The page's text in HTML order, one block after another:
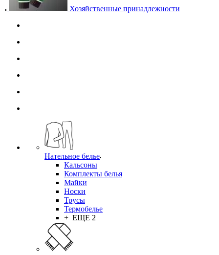
Хозяйственные принадлежности
Нательное белье
Кальсоны
Комплекты белья
Майки
Носки
Трусы
Термобелье
+ ЕЩЕ 2